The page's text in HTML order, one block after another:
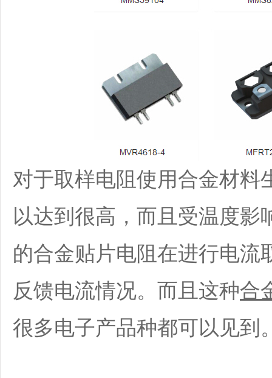
对于取样电阻使用合金材料
以达到很高，而且受温度
的合金贴片电阻在进行电流
反馈电流情况。而且这种合
很多电子产品种都可以见到